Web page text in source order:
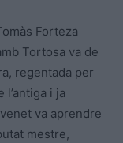
Forteza
Tortosa va de
regentada per
i ja
va aprendre
mestre,